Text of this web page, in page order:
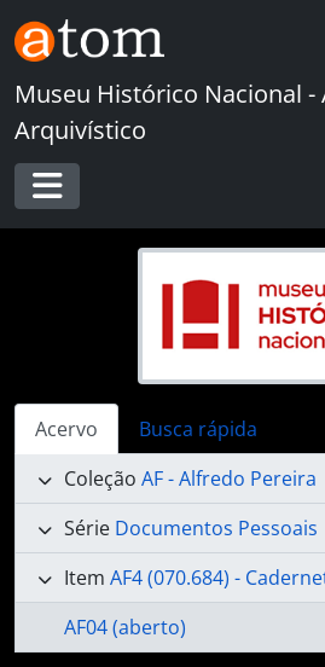
Skip to main content
Museu Histórico Nacional -
Arquivístico
Toggle navigation
Acervo
Busca rápida
Coleção AF - Alfredo Pereira
Série Documentos Pessoais
Item AF4 (070.684) -
AF04 (aberto)